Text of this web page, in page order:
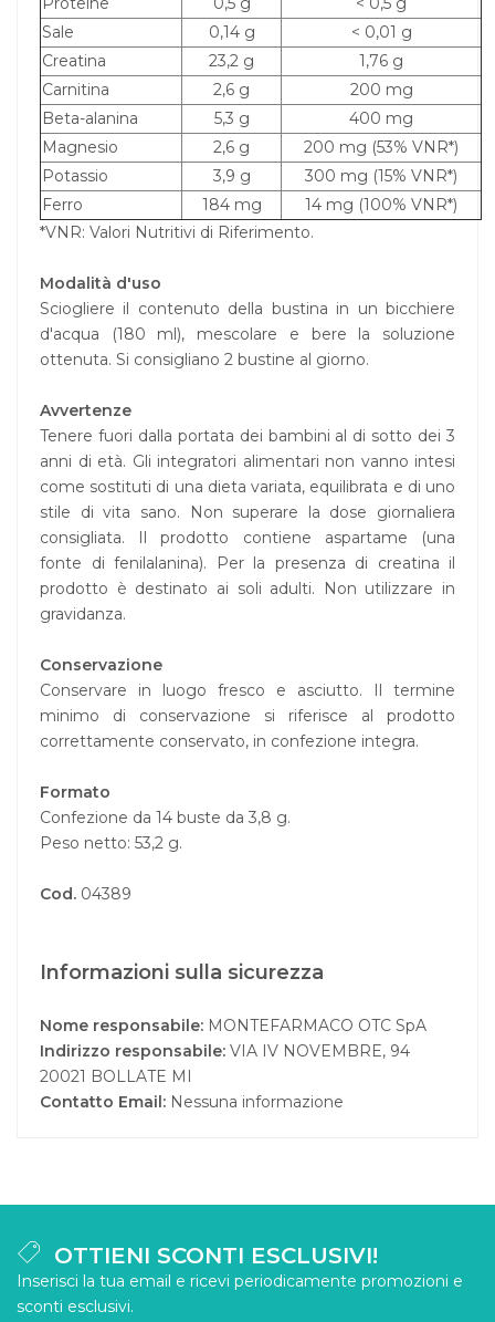
Sale
0,14 g
< 0,01 g
Creatina
23,2 g
1,76 g
Carnitina
2,6 g
200 mg
Beta-alanina
5,3 g
400 mg
Magnesio
2,6 g
200 mg (53% VNR*)
Potassio
3,9 g
300 mg (15% VNR*)
Ferro
184 mg
14 mg (100% VNR*)
*VNR: Valori Nutritivi di Riferimento.
Modalità d'uso
Sciogliere il contenuto della bustina in un bicchiere
d'acqua (180 ml), mescolare e bere la soluzione
ottenuta. Si consigliano 2 bustine al giorno.
Avvertenze
Tenere fuori dalla portata dei bambini al di sotto dei 3
anni di età. Gli integratori alimentari non vanno intesi
come sostituti di una dieta variata, equilibrata e di uno
stile di vita sano. Non superare la dose giornaliera
consigliata. Il prodotto contiene aspartame (una
fonte di fenilalanina). Per la presenza di creatina il
prodotto è destinato ai soli adulti. Non utilizzare in
gravidanza.
Conservazione
Conservare in luogo fresco e asciutto. Il termine
minimo di conservazione si riferisce al prodotto
correttamente conservato, in confezione integra.
Formato
Confezione da 14 buste da 3,8 g.
Peso netto: 53,2 g.
Cod. 04389
Informazioni sulla sicurezza
Nome responsabile: MONTEFARMACO OTC SpA
Indirizzo responsabile: VIA IV NOVEMBRE, 94
20021 BOLLATE MI
Contatto Email: Nessuna informazione
OTTIENI SCONTI ESCLUSIVI!
Inserisci la tua email e ricevi periodicamente promozioni e
sconti esclusivi.